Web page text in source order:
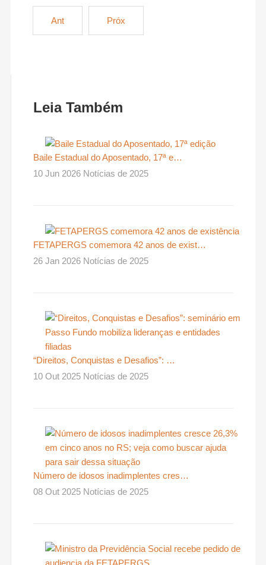
Ant Próx
Leia Também
Baile Estadual do Aposentado, 17ª e…
10 Jun 2026 Notícias de 2025
FETAPERGS comemora 42 anos de exist…
26 Jan 2026 Notícias de 2025
“Direitos, Conquistas e Desafios”: …
10 Out 2025 Notícias de 2025
Número de idosos inadimplentes cres…
08 Out 2025 Notícias de 2025